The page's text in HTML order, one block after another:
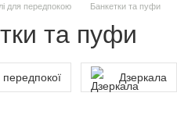
для передпокою Банкетки та пуфи
та пуфи
передпокої Дзеркала